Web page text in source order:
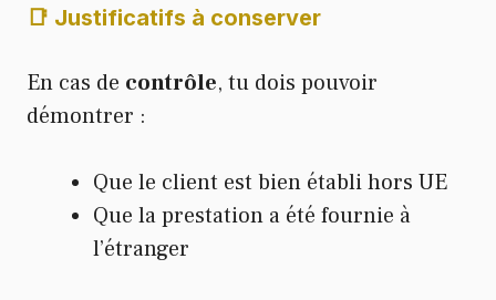
📑 Justificatifs à conserver
En cas de contrôle, tu dois pouvoir
démontrer :
Que le client est bien établi hors UE
Que la prestation a été fournie à
l’étranger